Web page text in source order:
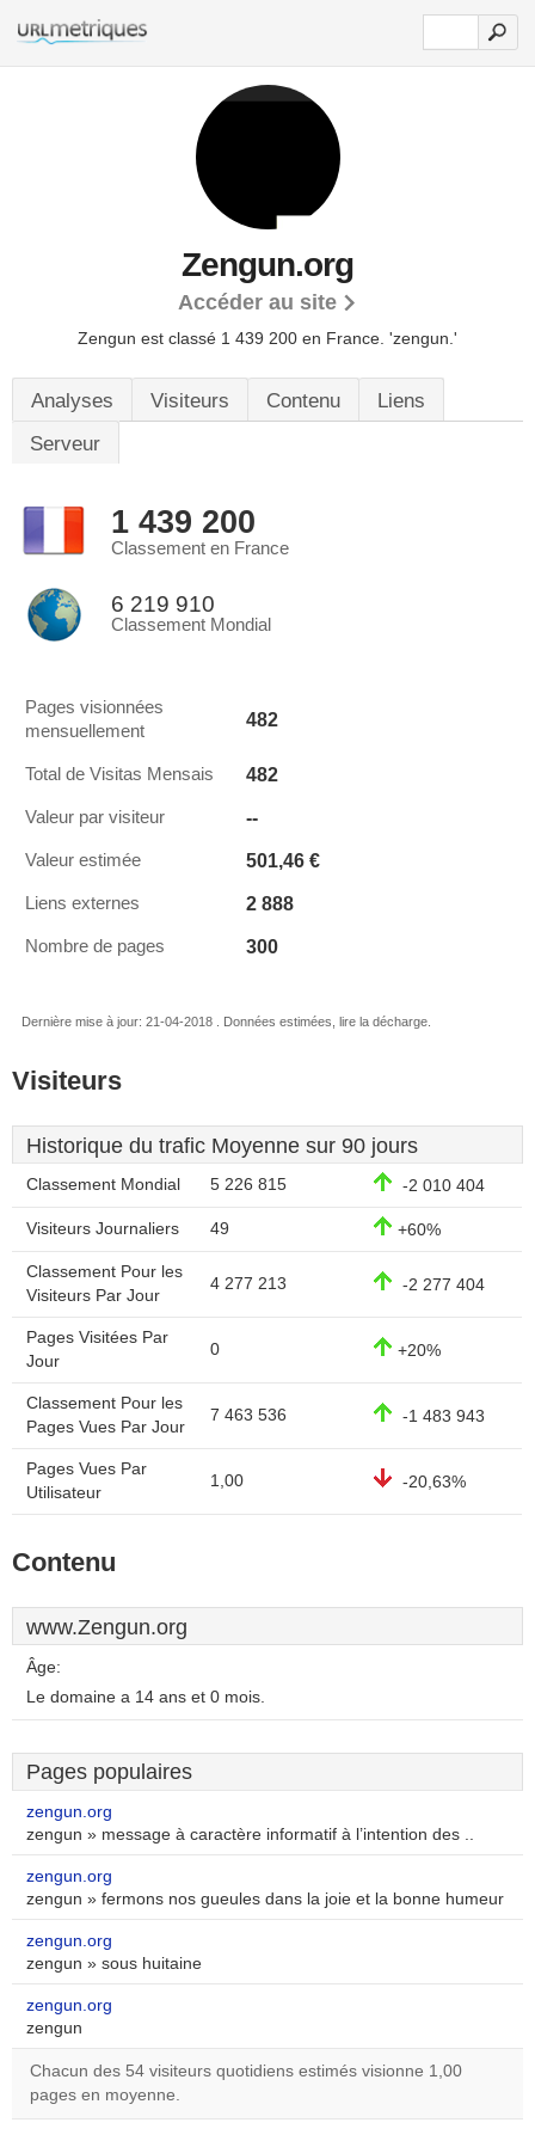
Zengun.org
Accéder au site
Zengun est classé 1 439 200 en France. 'zengun.'
Analyses Visiteurs Contenu
Liens
Serveur
1 439 200
Classement en France
6 219 910
Classement Mondial
Pages visionnées
mensuellement
482
Total de Visitas Mensais 482
Valeur par visiteur --
Valeur estimée 501,46 €
Liens externes 2 888
Nombre de pages 300
Dernière mise à jour: 21-04-2018 . Données estimées, lire la décharge.
Visiteurs
Historique du trafic Moyenne sur 90 jours
Classement Mondial 5 226 815 -2 010 404
Visiteurs Journaliers 49 +60%
Classement Pour les
Visiteurs Par Jour
4 277 213 -2 277 404
Pages Visitées Par
Jour
0 +20%
Classement Pour les
Pages Vues Par Jour
7 463 536 -1 483 943
Pages Vues Par
Utilisateur
1,00 -20,63%
Contenu
www.Zengun.org
Âge:
Le domaine a 14 ans et 0 mois.
Pages populaires
zengun.org
zengun » message à caractère informatif à l’intention des ..
zengun.org
zengun » fermons nos gueules dans la joie et la bonne humeur
zengun.org
zengun » sous huitaine
zengun.org
zengun
Chacun des 54 visiteurs quotidiens estimés visionne 1,00
pages en moyenne.